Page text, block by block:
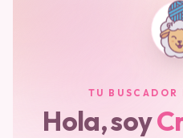
TU
Hola, soy